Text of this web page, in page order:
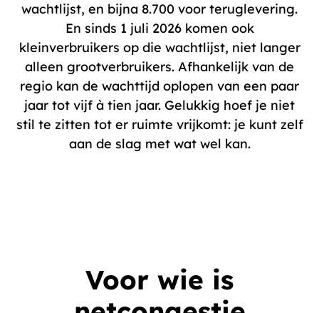
wachtlijst, en bijna 8.700 voor teruglevering.
En sinds 1 juli 2026 komen ook
kleinverbruikers op die wachtlijst, niet langer
alleen grootverbruikers. Afhankelijk van de
regio kan de wachttijd oplopen van een paar
jaar tot vijf à tien jaar. Gelukkig hoef je niet
stil te zitten tot er ruimte vrijkomt: je kunt zelf
aan de slag met wat wel kan.
Voor wie is